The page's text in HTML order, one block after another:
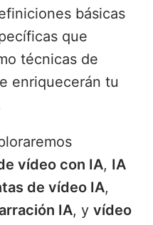
básicas
que
técnicas de
enriquecerán tu
vídeo con IA, IA
de vídeo IA,
IA, yvídeo